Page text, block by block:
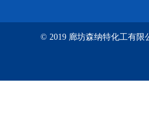
© 2019 廊坊森纳特化工有限